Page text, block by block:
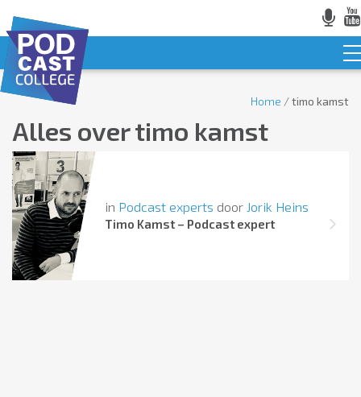
Home /timo kamst
Alles overtimo kamst
in Podcast experts door Jorik Heins
Timo Kamst – Podcast expert